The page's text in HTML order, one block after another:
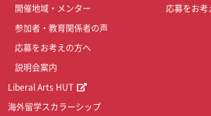
開催地域・メンター
参加者・教育関係者の声
応募をお考えの方へ
説明会案内
Liberal Arts HUT
海外留学スカラーシップ
応募をお考